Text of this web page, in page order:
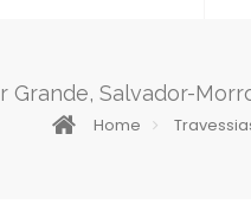
Grande, Salvador-
Home